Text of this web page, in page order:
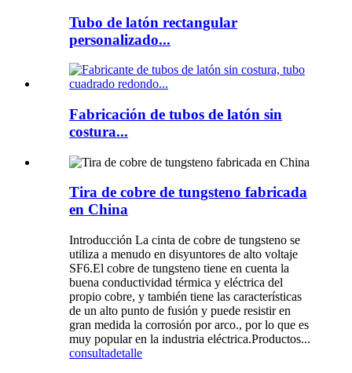
Tubo de latón rectangular
personalizado...
Fabricación de tubos de latón sin
costura...
Tira de cobre de tungsteno fabricada
en China
Introducción La cinta de cobre de tungsteno se
utiliza a menudo en disyuntores de alto voltaje
SF6.El cobre de tungsteno tiene en cuenta la
buena conductividad térmica y eléctrica del
propio cobre, y también tiene las características
de un alto punto de fusión y puede resistir en
gran medida la corrosión por arco., por lo que es
muy popular en la industria eléctrica.Productos...
consultadetalle